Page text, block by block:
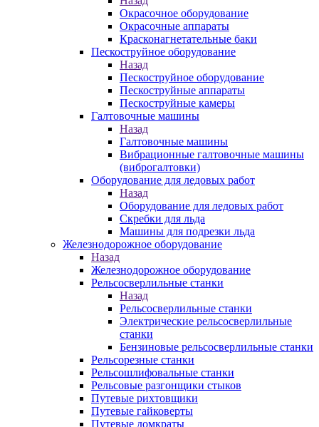
Окрасочное оборудование
Окрасочные аппараты
Красконагнетательные баки
Пескоструйное оборудование
Назад
Пескоструйное оборудование
Пескоструйные аппараты
Пескоструйные камеры
Галтовочные машины
Назад
Галтовочные машины
Вибрационные галтовочные машины
(виброгалтовки)
Оборудование для ледовых работ
Назад
Оборудование для ледовых работ
Скребки для льда
Машины для подрезки льда
Железнодорожное оборудование
Назад
Железнодорожное оборудование
Рельсосверлильные станки
Назад
Рельсосверлильные станки
Электрические рельсосверлильные
станки
Бензиновые рельсосверлильные станки
Рельсорезные станки
Рельсошлифовальные станки
Рельсовые разгонщики стыков
Путевые рихтовщики
Путевые гайковерты
Путевые домкраты